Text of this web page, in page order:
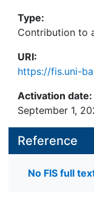
Type:
Contribution to
URI:
https://fis.uni-
Activation date:
September 1,
Reference
No FIS full